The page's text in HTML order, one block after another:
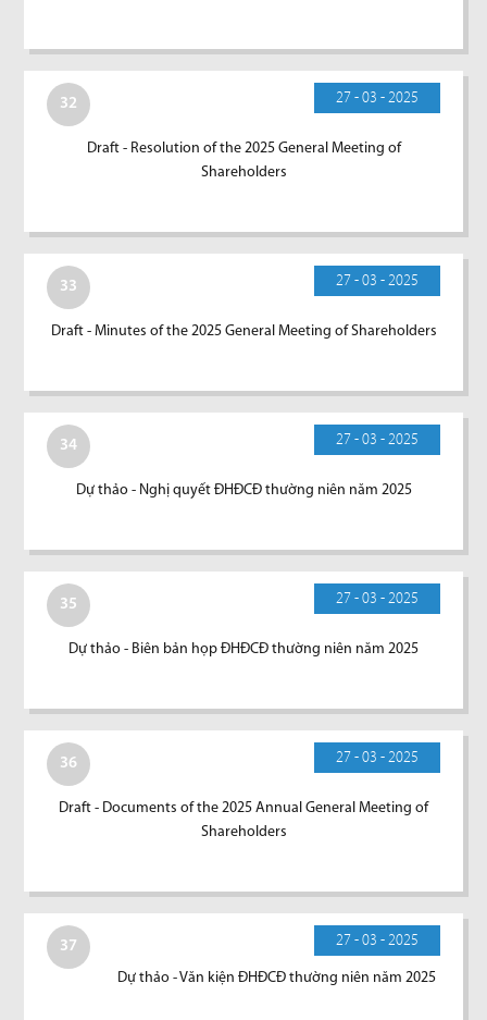
32 27 - 03 - 2025
Draft - Resolution of the 2025 General Meeting of
Shareholders
33 27 - 03 - 2025
Draft - Minutes of the 2025 General Meeting of Shareholders
34 27 - 03 - 2025
Dự thảo - Nghị quyết ĐHĐCĐ thường niên năm 2025
35 27 - 03 - 2025
Dự thảo - Biên bản họp ĐHĐCĐ thường niên năm 2025
36 27 - 03 - 2025
Draft - Documents of the 2025 Annual General Meeting of
Shareholders
37 27 - 03 - 2025
Dự thảo - Văn kiện ĐHĐCĐ thường niên năm 2025